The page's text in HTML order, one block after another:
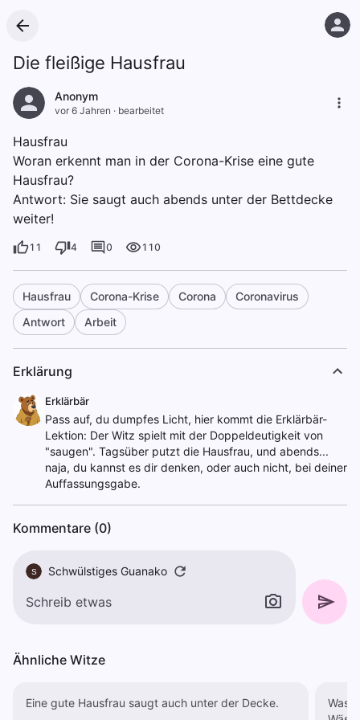
Die fleißige Hausfrau
Anonym
vor 6 Jahren · bearbeitet
Hausfrau
Woran erkennt man in der Corona-Krise eine gute
Hausfrau?
Antwort: Sie saugt auch abends unter der Bettdecke
weiter!
11 4 0 110
Hausfrau Corona-Krise Corona
Coronavirus
Antwort
Arbeit
Erklärung
Erklärbär
Pass auf, du dumpfes Licht, hier kommt die Erklärbär-
Lektion: Der Witz spielt mit der Doppeldeutigkeit von
"saugen". Tagsüber putzt die Hausfrau, und abends...
naja, du kannst es dir denken, oder auch nicht, bei deiner
Auffassungsgabe.
Kommentare (0)
S Schwülstiges Guanako
Ähnliche Witze
Eine gute Hausfrau saugt auch unter der Decke.
Was